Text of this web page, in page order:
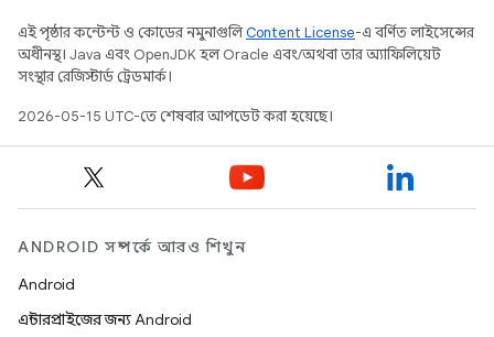
এই পৃষ্ঠার কন্টেন্ট ও কোডের নমুনাগুলিContent License-এ বর্ণিত লাইসেন্সের
অধীনস্থ। Java এবং OpenJDK হল Oracle এবং/অথবা তার অ্যাফিলিয়েট
সংস্থার রেজিস্টার্ড ট্রেডমার্ক।
2026-05-15 UTC-তে শেষবার আপডেট করা হয়েছে।
ANDROID সম্পর্কে আরও শিখুন
Android
এন্টারপ্রাইজের জন্য Android